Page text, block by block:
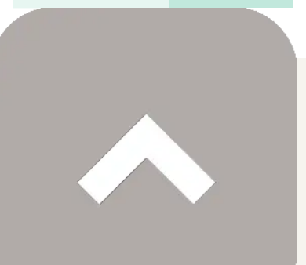
各種ブランドのカードをご利用いただけます。
【Paidy（後払い/コンビニ払い）】
お支払後の在庫確保となりますため、お早めにお支払をお願いし
なお、お支払口座は、注文確認メールに記載しております。
振込手数料はお客様負担となります。